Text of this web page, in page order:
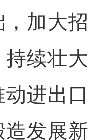
加大招
续壮大
进出口
发展新